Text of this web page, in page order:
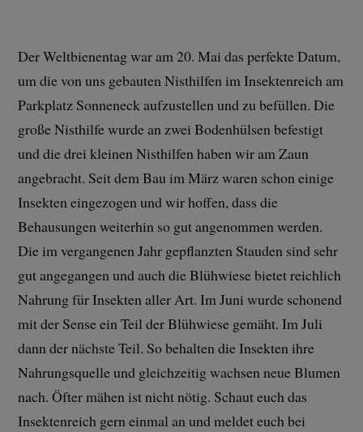
Der Weltbienentag war am 20. Mai das perfekte Datum,
um die von uns gebauten Nisthilfen im Insektenreich am
Parkplatz Sonneneck aufzustellen und zu befüllen. Die
große Nisthilfe wurde an zwei Bodenhülsen befestigt
und die drei kleinen Nisthilfen haben wir am Zaun
angebracht. Seit dem Bau im März waren schon einige
Insekten eingezogen und wir hoffen, dass die
Behausungen weiterhin so gut angenommen werden.
Die im vergangenen Jahr gepflanzten Stauden sind sehr
gut angegangen und auch die Blühwiese bietet reichlich
Nahrung für Insekten aller Art. Im Juni wurde schonend
mit der Sense ein Teil der Blühwiese gemäht. Im Juli
dann der nächste Teil. So behalten die Insekten ihre
Nahrungsquelle und gleichzeitig wachsen neue Blumen
nach. Öfter mähen ist nicht nötig. Schaut euch das
Insektenreich gern einmal an und meldet euch bei